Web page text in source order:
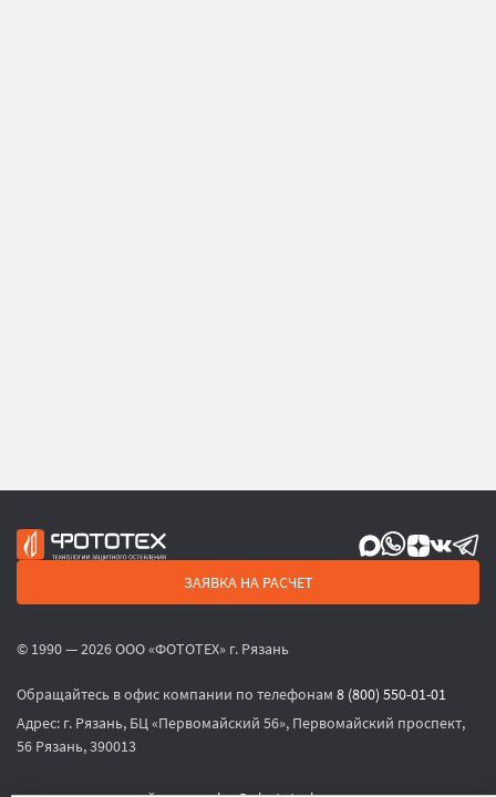
ЗАЯВКА НА РАСЧЕТ
© 1990 — 2026 ООО «ФОТОТЕХ» г. Рязань
Обращайтесь в офис компании по телефонам 8 (800) 550-01-01
Адрес: г. Рязань, БЦ «Первомайский 56», Первомайский проспект,
56 Рязань, 390013